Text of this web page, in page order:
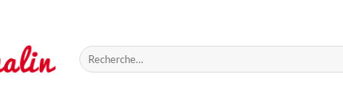
Recherche
pour :